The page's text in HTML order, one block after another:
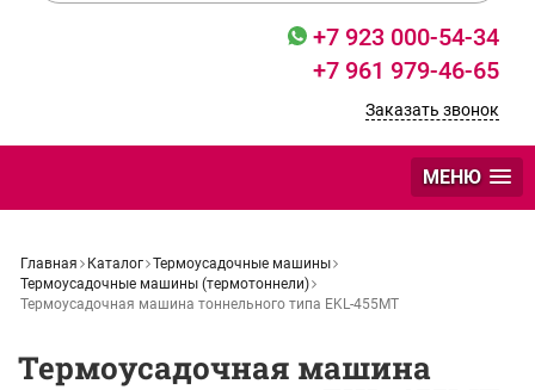
+7 923 000-54-34
+7 961 979-46-65
Заказать звонок
МЕНЮ
Главная Каталог Термоусадочные машины
Термоусадочные машины (термотоннели)
Термоусадочная машина тоннельного типа EKL-455MT
Термоусадочная машина